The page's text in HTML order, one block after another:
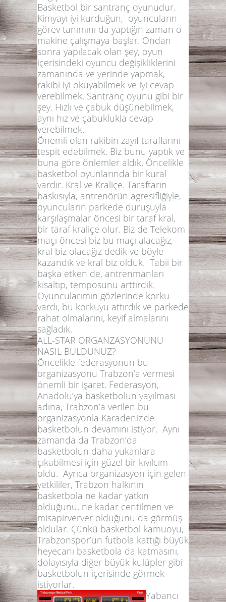
Basketbol bir santranç oyunudur.
Kimyayı iyi kurduğun, oyuncuların
görev tanımını da yaptığın zaman o
makine çalışmaya başlar. Ondan
sonra yapılacak olan şey, oyun
içerisindeki oyuncu değişikliklerini
zamanında ve yerinde yapmak,
rakibi iyi okuyabilmek ve iyi cevap
verebilmek. Santranç oyunu gibi bir
şey. Hızlı ve çabuk düşünebilmek,
aynı hız ve çabuklukla cevap
verebilmek.
Önemli olan rakibin zayıf taraflarını
tespit edebilmek. Biz bunu yaptık ve
buna göre önlemler aldık. Öncelikle
basketbol oyunlarında bir kural
vardır. Kral ve Kraliçe. Taraftarın
baskısıyla, antrenörün agresifliğiyle,
oyuncuların parkede duruşuyla
karşılaşmalar öncesi bir taraf kral,
bir taraf kraliçe olur. Biz de Telekom
maçı öncesi biz bu maçı alacağız,
kral biz olacağız dedik ve böyle
kazandık ve kral biz olduk. Tabii bir
başka etken de, antrenmanları
kısaltıp, temposunu arttırdık.
Oyuncularımın gözlerinde korku
vardı, bu korkuyu attırdık ve parkede
rahat olmalarını, keyif almalarını
sağladık.
ALL-STAR ORGANZASYONUNU
NASIL BULDUNUZ?
Öncelikle federasyonun bu
organizasyonu Trabzon’a vermesi
önemli bir işaret. Federasyon,
Anadolu’ya basketbolun yayılması
adına, Trabzon’a verilen bu
organizasyonla Karadeniz’de
basketbolun devamını istiyor. Aynı
zamanda da Trabzon’da
basketbolun daha yukarılara
çıkabilmesi için güzel bir kıvılcım
oldu. Ayrıca organizasyon için gelen
yetkililer, Trabzon halkının
basketbola ne kadar yatkın
olduğunu, ne kadar centilmen ve
misapirverver olduğunu da görmüş
oldular. Çünkü basketbol kamuoyu,
Trabzonspor’un futbola kattığı büyük
heyecanı basketbola da katmasını,
dolayısıyla diğer büyük kulüpler gibi
basketbolun içerisinde görmek
istiyorlar.
Yabancı